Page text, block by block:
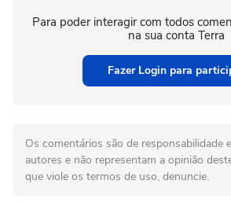
Para poder interagir com todos
na sua conta Terra
Fazer Login para
Os comentários são de responsabilidade
autores e não representam a opinião
que viole os termos de uso, denuncie.